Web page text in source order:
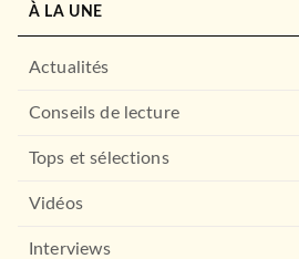
À LA UNE
Actualités
Conseils de lecture
Tops et sélections
Vidéos
Interviews